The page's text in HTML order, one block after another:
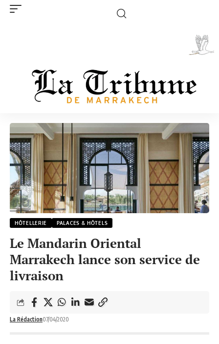
HÔTELLERIE PALACES & HÔTELS
Le Mandarin Oriental
Marrakech lance son service de
livraison
La Rédaction07/04/2020